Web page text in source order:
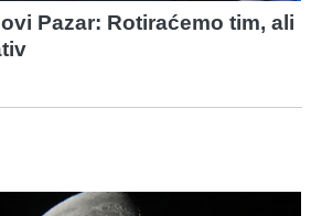
Pazar: Rotiraćemo tim, ali